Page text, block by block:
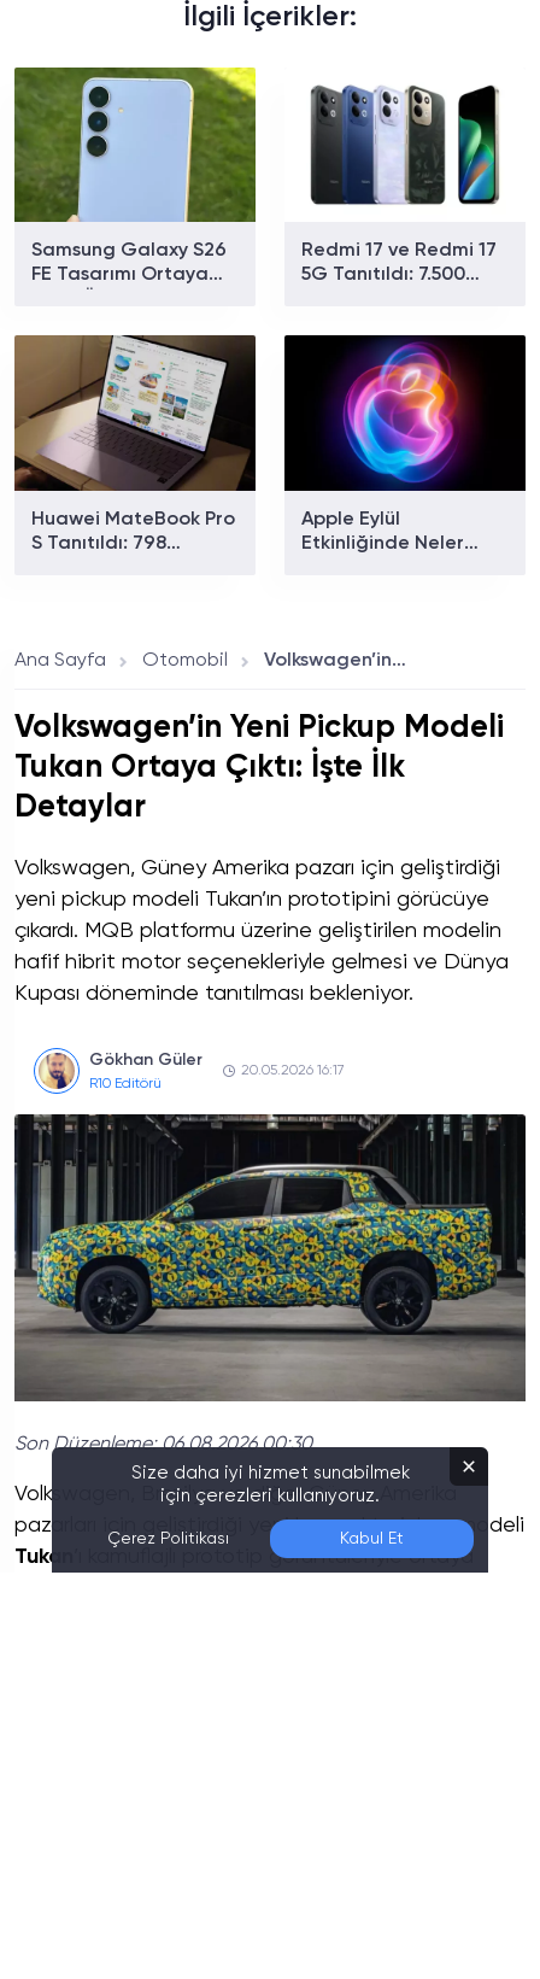
İlgili İçerikler:
Samsung Galaxy S26
FE Tasarımı Ortaya
Redmi 17 ve Redmi 17
5G Tanıtıldı: 7.500
Huawei MateBook Pro
S Tanıtıldı: 798
Apple Eylül
Etkinliğinde Neler
Ana Sayfa
Otomobil Volkswagen’in Yeni Pickup Modeli Tukan Ortaya Çıktı: İşte İlk Detaylar
Volkswagen’in Yeni Pickup Modeli
Tukan Ortaya Çıktı: İşte İlk
Detaylar
Volkswagen, Güney Amerika pazarı için geliştirdiği
yeni pickup modeli Tukan’ın prototipini görücüye
çıkardı. MQB platformu üzerine geliştirilen modelin
hafif hibrit motor seçenekleriyle gelmesi ve Dünya
Kupası döneminde tanıtılması bekleniyor.
Gökhan Güler
R10 Editörü
20.05.2026 16:17
Son Düzenleme:06.08.2026 00:30
Volkswagen, Brezilya ve diğer Güney Amerika
pazarları için geliştirdiği yeni kompakt pickup modeli
Tukan
’ı kamuflajlı prototip görüntüleriyle ortaya
Size daha iyi hizmet sunabilmek
için çerezleri kullanıyoruz.
Çerez Politikası Kabul Et